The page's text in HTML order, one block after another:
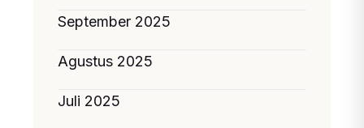
September 2025
Agustus 2025
Juli 2025